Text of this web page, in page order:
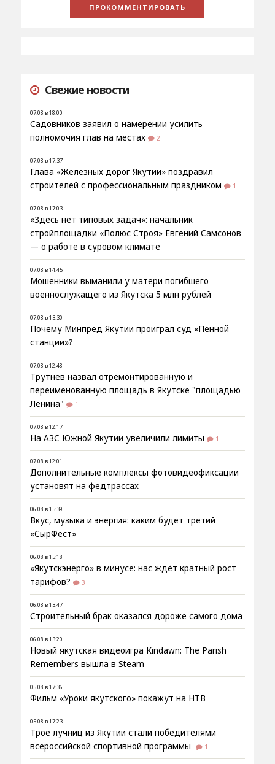
Свежие новости
07.08 в 18:00
Садовников заявил о намерении усилить
полномочия глав на местах
2
07.08 в 17:37
Глава «Железных дорог Якутии» поздравил
строителей с профессиональным праздником
1
07.08 в 17:03
«Здесь нет типовых задач»: начальник
стройплощадки «Полюс Строя» Евгений Самсонов
— о работе в суровом климате
07.08 в 14:45
Мошенники выманили у матери погибшего
военнослужащего из Якутска 5 млн рублей
07.08 в 13:30
Почему Минпред Якутии проиграл суд «Пенной
станции»?
07.08 в 12:48
Трутнев назвал отремонтированную и
переименованную площадь в Якутске "площадью
Ленина"
1
07.08 в 12:17
На АЗС Южной Якутии увеличили лимиты 1
07.08 в 12:01
Дополнительные комплексы фотовидеофиксации
установят на федтрассах
06.08 в 15:39
Вкус, музыка и энергия: каким будет третий
«СырФест»
06.08 в 15:18
«Якутскэнерго» в минусе: нас ждёт кратный рост
тарифов?
3
06.08 в 13:47
Строительный брак оказался дороже самого дома
06.08 в 13:20
Новый якутская видеоигра Kindawn: The Parish
Remembers вышла в Steam
05.08 в 17:36
Фильм «Уроки якутского» покажут на НТВ
05.08 в 17:23
Трое лучниц из Якутии стали победителями
всероссийской спортивной программы
1